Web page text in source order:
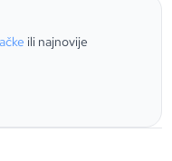
ili najnovije